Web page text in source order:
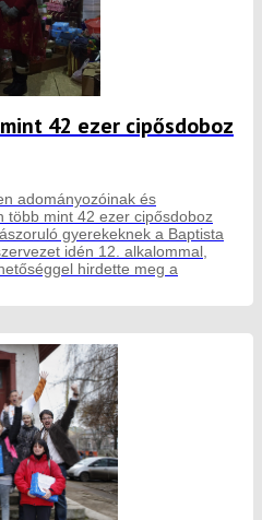
42 ezer cipősdoboz
adományozóinak és
több mint 42 ezer cipősdoboz
gyerekeknek a Baptista
idén 12. alkalommal,
hirdette meg a